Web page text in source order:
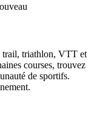
trail, triathlon, VTT et
courses, trouvez
de sportifs.